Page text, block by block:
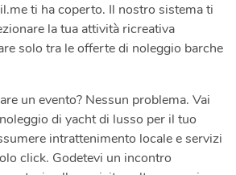
ti ha coperto. Il nostro sistema ti
la tua attività ricreativa
solo tra le offerte di noleggio barche
un evento? Nessun problema. Vai
di yacht di lusso per il tuo
intrattenimento locale e servizi
click. Godetevi un incontro